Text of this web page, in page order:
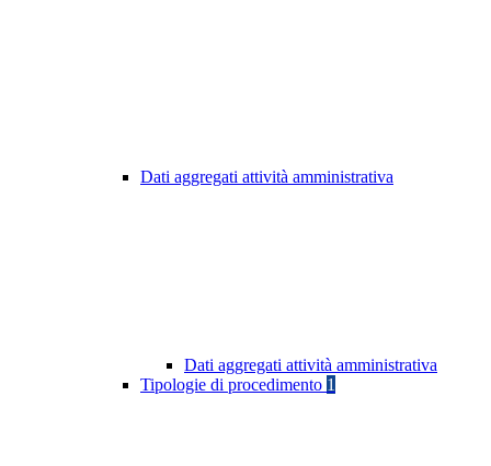
Dati aggregati attività amministrativa
Dati aggregati attività amministrativa
Tipologie di procedimento 1